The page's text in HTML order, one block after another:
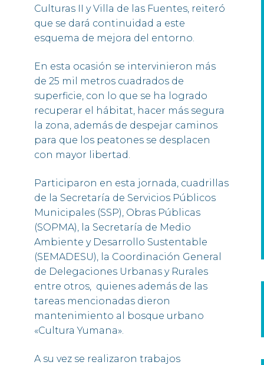
Culturas II y Villa de las Fuentes, reiteró
que se dará continuidad a este
esquema de mejora del entorno.
En esta ocasión se intervinieron más
de 25 mil metros cuadrados de
superficie, con lo que se ha logrado
recuperar el hábitat, hacer más segura
la zona, además de despejar caminos
para que los peatones se desplacen
con mayor libertad.
Participaron en esta jornada, cuadrillas
de la Secretaría de Servicios Públicos
Municipales (SSP), Obras Públicas
(SOPMA), la Secretaría de Medio
Ambiente y Desarrollo Sustentable
(SEMADESU), la Coordinación General
de Delegaciones Urbanas y Rurales
entre otros, quienes además de las
tareas mencionadas dieron
mantenimiento al bosque urbano
«Cultura Yumana».
A su vez se realizaron trabajos